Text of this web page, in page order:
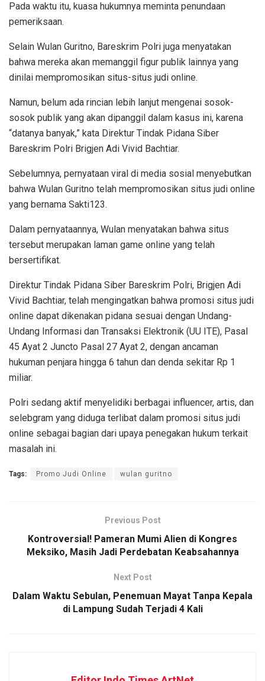
Pada waktu itu, kuasa hukumnya meminta penundaan
pemeriksaan.
Selain Wulan Guritno, Bareskrim Polri juga menyatakan
bahwa mereka akan memanggil figur publik lainnya yang
dinilai mempromosikan situs-situs judi online.
Namun, belum ada rincian lebih lanjut mengenai sosok-
sosok publik yang akan dipanggil dalam kasus ini, karena
“datanya banyak,” kata Direktur Tindak Pidana Siber
Bareskrim Polri Brigjen Adi Vivid Bachtiar.
Sebelumnya, pernyataan viral di media sosial menyebutkan
bahwa Wulan Guritno telah mempromosikan situs judi online
yang bernama Sakti123.
Dalam pernyataannya, Wulan menyatakan bahwa situs
tersebut merupakan laman game online yang telah
bersertifikat.
Direktur Tindak Pidana Siber Bareskrim Polri, Brigjen Adi
Vivid Bachtiar, telah mengingatkan bahwa promosi situs judi
online dapat dikenakan pidana sesuai dengan Undang-
Undang Informasi dan Transaksi Elektronik (UU ITE), Pasal
45 Ayat 2 Juncto Pasal 27 Ayat 2, dengan ancaman
hukuman penjara hingga 6 tahun dan denda sekitar Rp 1
miliar.
Polri sedang aktif menyelidiki berbagai influencer, artis, dan
selebgram yang diduga terlibat dalam promosi situs judi
online sebagai bagian dari upaya penegakan hukum terkait
masalah ini.
Tags: Promo Judi Online wulan guritno
Previous Post
Kontroversial! Pameran Mumi Alien di Kongres
Meksiko, Masih Jadi Perdebatan Keabsahannya
Next Post
Dalam Waktu Sebulan, Penemuan Mayat Tanpa Kepala
di Lampung Sudah Terjadi 4 Kali